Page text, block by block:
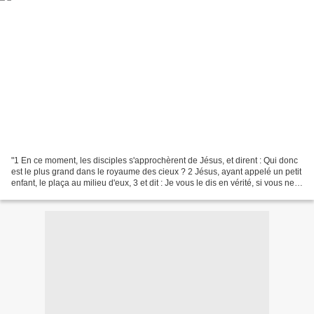
"1 En ce moment, les disciples s'approchèrent de Jésus, et dirent : Qui donc
est le plus grand dans le royaume des cieux ? 2 Jésus, ayant appelé un petit
enfant, le plaça au milieu d'eux, 3 et dit : Je vous le dis en vérité, si vous ne